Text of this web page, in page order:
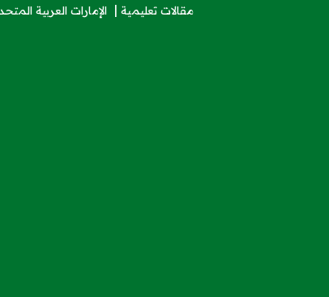
مقالات تعليمية الإمارات العربية